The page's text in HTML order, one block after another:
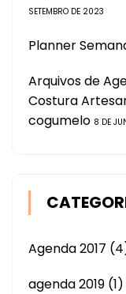
SETEMBRO DE 2023
Planner
Arquivos de
Costura
cogumelo 8 DE
Agenda 2017
agenda 2019 (1)